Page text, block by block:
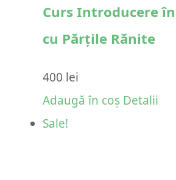
Curs Introducere
cu Părțile Rănite
400 lei
Adaugă în coș Detalii
Sale!